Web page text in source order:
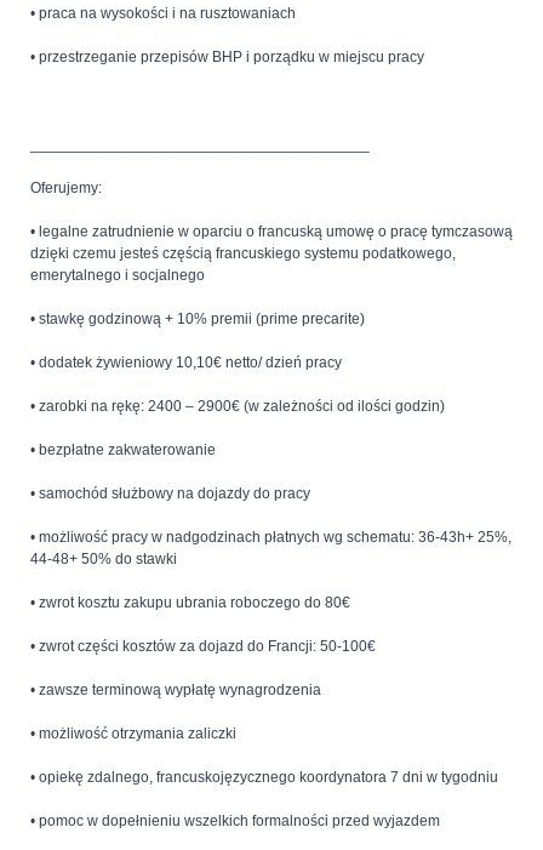
• praca na wysokości i na rusztowaniach
• przestrzeganie przepisów BHP i porządku w miejscu pracy
Oferujemy:
• legalne zatrudnienie w oparciu o francuską umowę o pracę tymczasową
dzięki czemu jesteś częścią francuskiego systemu podatkowego,
emerytalnego i socjalnego
• stawkę godzinową + 10% premii (prime precarite)
• dodatek żywieniowy 10,10€ netto/ dzień pracy
• zarobki na rękę: 2400 – 2900€ (w zależności od ilości godzin)
• bezpłatne zakwaterowanie
• samochód służbowy na dojazdy do pracy
• możliwość pracy w nadgodzinach płatnych wg schematu: 36-43h+ 25%,
44-48+ 50% do stawki
• zwrot kosztu zakupu ubrania roboczego do 80€
• zwrot części kosztów za dojazd do Francji: 50-100€
• zawsze terminową wypłatę wynagrodzenia
• możliwość otrzymania zaliczki
• opiekę zdalnego, francuskojęzycznego koordynatora 7 dni w tygodniu
• pomoc w dopełnieniu wszelkich formalności przed wyjazdem